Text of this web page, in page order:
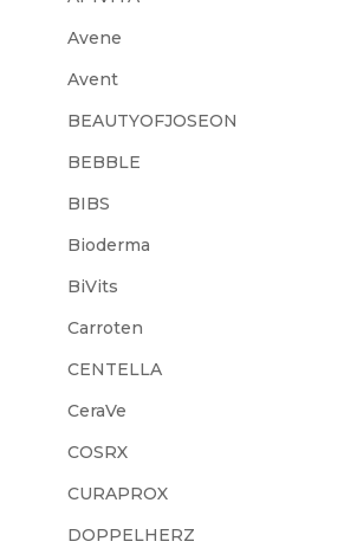
Avene
Avent
BEAUTYOFJOSEON
BEBBLE
BIBS
Bioderma
BiVits
Carroten
CENTELLA
CeraVe
COSRX
CURAPROX
DOPPELHERZ